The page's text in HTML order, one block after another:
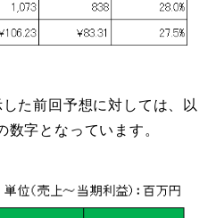
た前回予想に対しては、以
字となっています。